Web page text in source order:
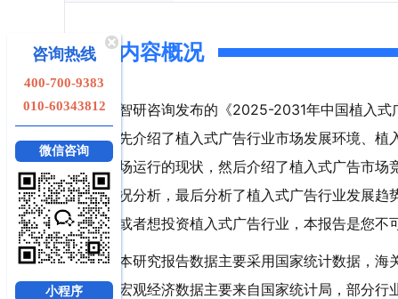
内容概况
智研咨询发布的《2025-2031年中国植入
先介绍了植入式广告行业市场发展环境、
场运行的现状，然后介绍了植入式广告市
况分析，最后分析了植入式广告行业发展
或者想投资植入式广告行业，本报告是您不
本研究报告数据主要采用国家统计数据，
宏观经济数据主要来自国家统计局，部分
咨询热线
400-700-9383
010-60343812
微信咨询
小程序